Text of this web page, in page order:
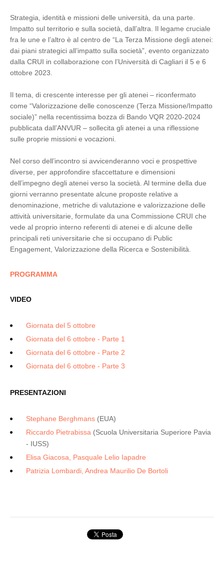
Strategia, identità e missioni delle università, da una parte.
Impatto sul territorio e sulla società, dall’altra. Il legame cruciale
fra le une e l’altro è al centro de “La Terza Missione degli atenei:
dai piani strategici all’impatto sulla società”, evento organizzato
dalla CRUI in collaborazione con l’Università di Cagliari il 5 e 6
ottobre 2023.
Il tema, di crescente interesse per gli atenei – riconfermato
come “Valorizzazione delle conoscenze (Terza Missione/Impatto
sociale)” nella recentissima bozza di Bando VQR 2020-2024
pubblicata dall’ANVUR – sollecita gli atenei a una riflessione
sulle proprie missioni e vocazioni.
Nel corso dell’incontro si avvicenderanno voci e prospettive
diverse, per approfondire sfaccettature e dimensioni
dell’impegno degli atenei verso la società. Al termine della due
giorni verranno presentate alcune proposte relative a
denominazione, metriche di valutazione e valorizzazione delle
attività universitarie, formulate da una Commissione CRUI che
vede al proprio interno referenti di atenei e di alcune delle
principali reti universitarie che si occupano di Public
Engagement, Valorizzazione della Ricerca e Sostenibilità.
PROGRAMMA
VIDEO
Giornata del 5 ottobre
Giornata del 6 ottobre - Parte 1
Giornata del 6 ottobre - Parte 2
Giornata del 6 ottobre - Parte 3
PRESENTAZIONI
Stephane Berghmans (EUA)
Riccardo Pietrabissa (Scuola Universitaria Superiore Pavia
- IUSS)
Elisa Giacosa, Pasquale Lelio Iapadre
Patrizia Lombardi, Andrea Maurilio De Bortoli